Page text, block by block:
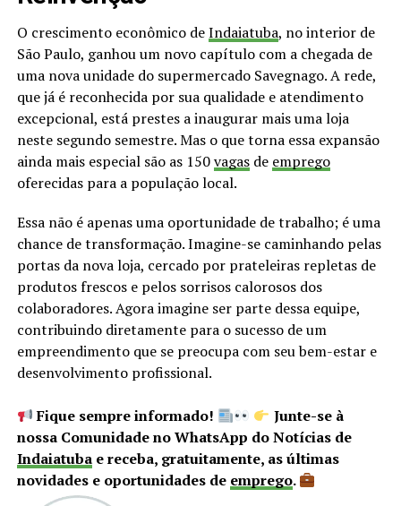
O crescimento econômico deIndaiatuba, no interior de
São Paulo, ganhou um novo capítulo com a chegada de
uma nova unidade do supermercado Savegnago. A rede,
que já é reconhecida por sua qualidade e atendimento
excepcional, está prestes a inaugurar mais uma loja
neste segundo semestre. Mas o que torna essa expansão
ainda mais especial são as 150vagasde emprego
oferecidas para a população local.
Essa não é apenas uma oportunidade de trabalho; é uma
chance de transformação. Imagine-se caminhando pelas
portas da nova loja, cercado por prateleiras repletas de
produtos frescos e pelos sorrisos calorosos dos
colaboradores. Agora imagine ser parte dessa equipe,
contribuindo diretamente para o sucesso de um
empreendimento que se preocupa com seu bem-estar e
desenvolvimento profissional.
Fique sempre informado!
Junte-se à
nossa Comunidade no WhatsApp do Notícias de
Indaiatubae receba, gratuitamente, as últimas
novidades e oportunidades de emprego.